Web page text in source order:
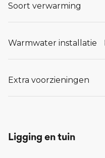
Soort verwarming
Warmwater installatie
Extra voorzieningen
Ligging en tuin